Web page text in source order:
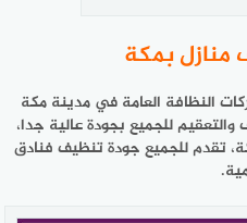
بمكة
النظافة العامة في مدينة مكة
للجميع بجودة عالية جدا،
تقدم للجميع جودة تنظيف فنادق